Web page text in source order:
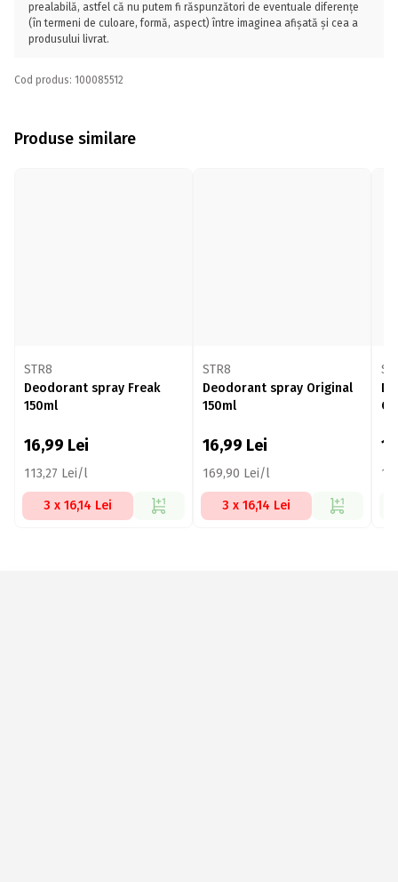
prealabilă, astfel că nu putem fi răspunzători de eventuale diferențe
(în termeni de culoare, formă, aspect) între imaginea afișată și cea a
produsului livrat.
Cod produs: 100085512
Produse similare
STR8
Deodorant spray Freak
150ml
16,99 Lei
113,27 Lei/l
3 x 16,14 Lei
STR8
Deodorant spray Original
150ml
16,99 Lei
169,90 Lei/l
3 x 16,14 Lei